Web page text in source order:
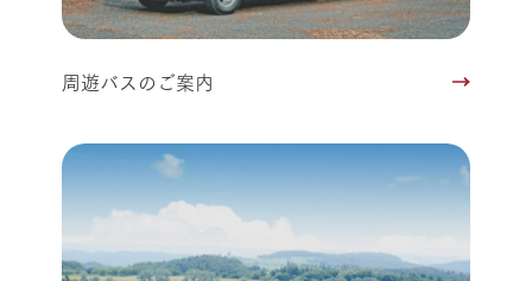
周遊バスのご案内